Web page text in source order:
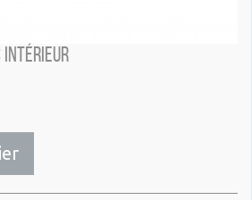
Intérieur